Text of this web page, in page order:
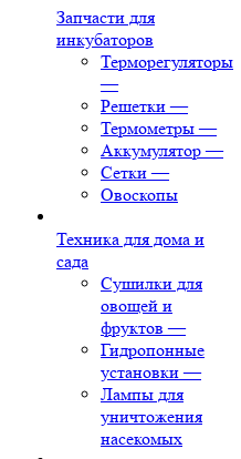
Запчасти для
инкубаторов
Терморегуляторы
—
Решетки —
Термометры —
Аккумулятор —
Сетки —
Овоскопы
Техника для дома и
сада
Сушилки для
овощей и
фруктов —
Гидропонные
установки —
Лампы для
уничтожения
насекомых